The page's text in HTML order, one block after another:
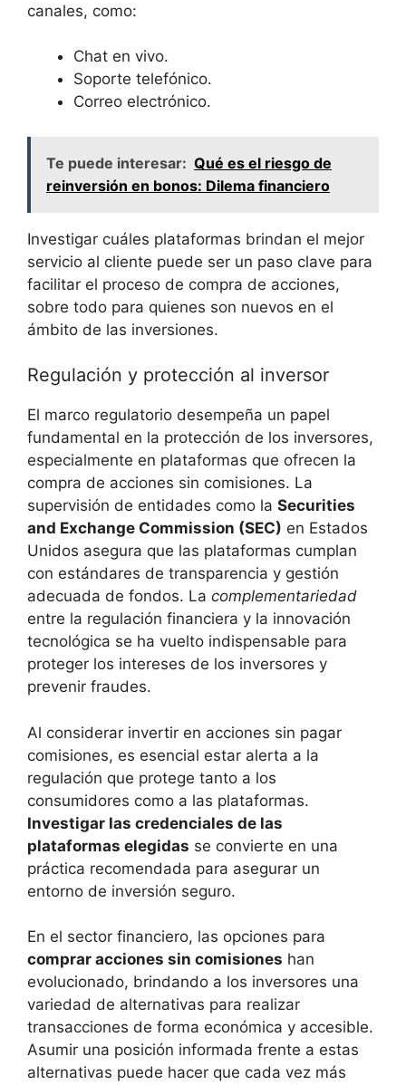
canales, ⁣como:
Chat en vivo.
Soporte telefónico.
Correo ⁣electrónico.
Te puede interesar: Qué es el riesgo de
reinversión en bonos: Dilema financiero
Investigar cuáles plataformas brindan el mejor
servicio al‌ cliente puede ser‍ un paso clave ⁤para
facilitar ‌el proceso de compra de acciones,
sobre‌ todo para quienes son nuevos en el
ámbito ‌de las ‌inversiones.
Regulación y protección al inversor
El ​marco regulatorio desempeña⁢ un papel
fundamental en la protección de ⁣los inversores,⁢
especialmente en plataformas que ‌ofrecen ⁤la
compra de acciones sin ⁤comisiones. La
supervisión de⁣ entidades como la Securities
and Exchange Commission​ (SEC) ‍en ‍Estados
Unidos asegura que ⁢las plataformas cumplan
‌con estándares de transparencia y gestión
adecuada ‌de fondos. La complementariedad
entre la regulación financiera y la innovación
⁤tecnológica se ha ​vuelto indispensable para ​
proteger los intereses de los inversores y
prevenir fraudes.
Al considerar⁤ invertir en acciones⁤ sin pagar
comisiones, es esencial estar⁣ alerta a la
regulación ​que protege tanto a⁢ los
consumidores como a las plataformas.
Investigar las⁣ credenciales de⁣ las
plataformas elegidas se convierte en una
práctica recomendada ⁣para asegurar un
entorno ⁢de inversión ​seguro.
En el sector ⁣financiero, las opciones para
comprar acciones‍ sin comisiones han
evolucionado,⁤ brindando a ⁣los inversores‍ una
variedad​ de alternativas para realizar
transacciones de ⁤forma​ económica y accesible.
⁣Asumir una posición ​informada frente a estas
⁣alternativas puede hacer ⁤que cada ⁢vez más​